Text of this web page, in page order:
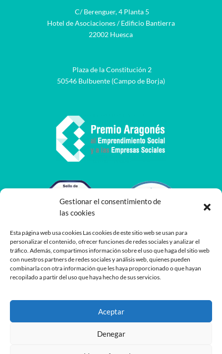
Gestionar el consentimiento de
las cookies
Esta página web usa cookies Las cookies de este sitio web se usan para
personalizar el contenido, ofrecer funciones de redes sociales y analizar el
tráfico. Además, compartimos información sobre el uso que haga del sitio web
con nuestros partners de redes sociales y análisis web, quienes pueden
combinarla con otra información que les haya proporcionado o que hayan
recopilado a partir del uso que haya hecho de sus servicios.
Aceptar
Denegar
C/ Berenguer, 4 Planta 5
Hotel de Asociaciones / Edificio Bantierra
22002 Huesca
Plaza de la Constitución 2
50546 Bulbuente (Campo de Borja)